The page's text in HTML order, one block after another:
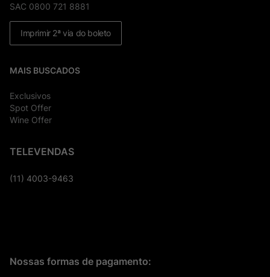
SAC 0800 721 8881
Imprimir 2ª via do boleto
MAIS BUSCADOS
Exclusivos
Spot Offer
Wine Offer
TELEVENDAS
(11) 4003-9463
Nossas formas de pagamento: